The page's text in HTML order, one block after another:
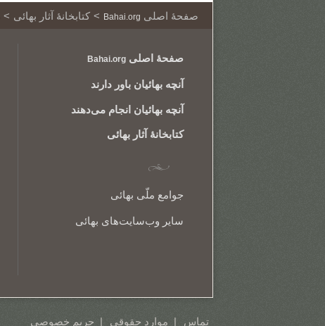
صفحۀ اصلی Bahai.org کتابخانهٔ آثار بهائی
صفحۀ اصلی Bahai.org
آنچه بهائیان باور دارند
آنچه بهائیان انجام می‌دهند
کتابخانهٔ آثار بهائی
جوامع ملّی بهائی
سایر وب‌سایت‌های بهائی
تماس موارد حقوقی حریم خصوصی